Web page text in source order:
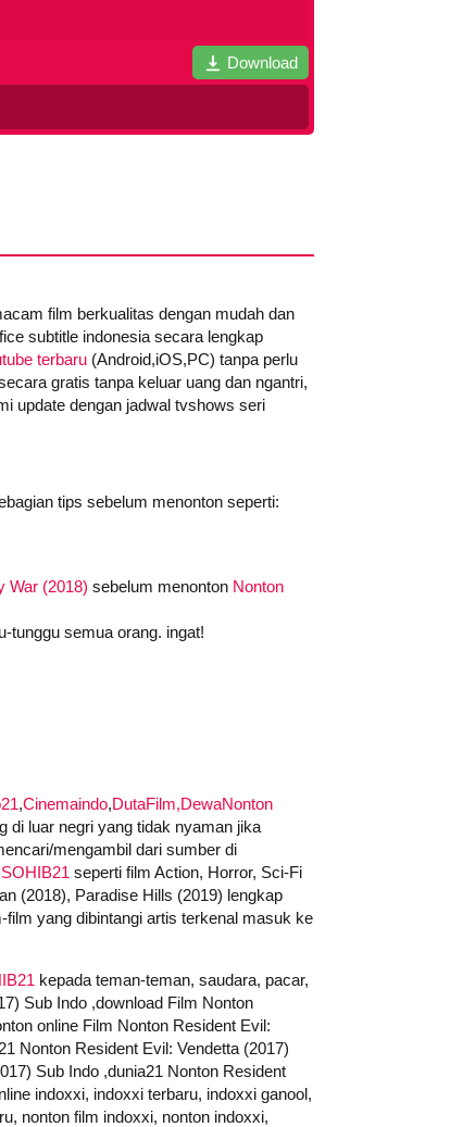
Download
film berkualitas dengan mudah dan
subtitle indonesia secara lengkap
terbaru (Android,iOS,PC) tanpa perlu
gratis tanpa keluar uang dan ngantri,
update dengan jadwal tvshows seri
tips sebelum menonton seperti:
War (2018) sebelum menonton Nonton
tunggu semua orang. ingat!
,Cinemaindo,DutaFilm,DewaNonton
di luar negri yang tidak nyaman jika
mengambil dari sumber di
SOHIB21 seperti film Action, Horror, Sci-Fi
(2018), Paradise Hills (2019) lengkap
yang dibintangi artis terkenal masuk ke
kepada teman-teman, saudara, pacar,
Sub Indo ,download Film Nonton
online Film Nonton Resident Evil:
Nonton Resident Evil: Vendetta (2017)
Sub Indo ,dunia21 Nonton Resident
indoxxi, indoxxi terbaru, indoxxi ganool,
nonton film indoxxi, nonton indoxxi,